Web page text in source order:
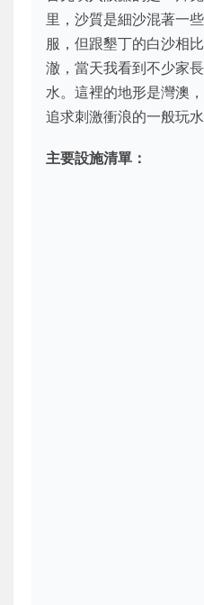
里，沙質是細沙混著一
服，但跟墾丁的白沙相
澈，當天我看到不少家
水。這裡的地形是灣澳
追求刺激衝浪的一般玩水
主要設施清單：